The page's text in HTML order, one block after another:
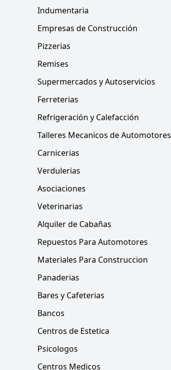
Indumentaria
Empresas de Construcción
Pizzerias
Remises
Supermercados y Autoservicios
Ferreterias
Refrigeración y Calefacción
Talleres Mecanicos de Automotores
Carnicerias
Verdulerias
Asociaciones
Veterinarias
Alquiler de Cabañas
Repuestos Para Automotores
Materiales Para Construccion
Panaderias
Bares y Cafeterias
Bancos
Centros de Estetica
Psicologos
Centros Medicos